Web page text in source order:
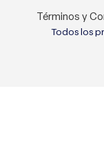
Términos y
Todos los